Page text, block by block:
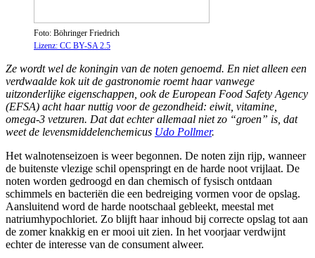
Foto: Böhringer Friedrich
Lizenz: CC BY-SA 2.5
Ze wordt wel de koningin van de noten genoemd. En niet alleen een
verdwaalde kok uit de gastronomie roemt haar vanwege
uitzonderlijke eigenschappen, ook de European Food Safety Agency
(EFSA) acht haar nuttig voor de gezondheid: eiwit, vitamine,
omega-3 vetzuren. Dat dat echter allemaal niet zo “groen” is, dat
weet de levensmiddelenchemicus Udo Pollmer.
Het walnotenseizoen is weer begonnen. De noten zijn rijp, wanneer
de buitenste vlezige schil openspringt en de harde noot vrijlaat. De
noten worden gedroogd en dan chemisch of fysisch ontdaan
schimmels en bacteriën die een bedreiging vormen voor de opslag.
Aansluitend word de harde nootschaal gebleekt, meestal met
natriumhypochloriet. Zo blijft haar inhoud bij correcte opslag tot aan
de zomer knakkig en er mooi uit zien. In het voorjaar verdwijnt
echter de interesse van de consument alweer.